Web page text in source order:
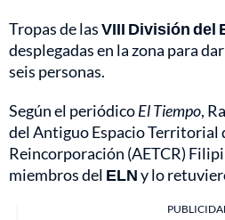
Tropas de lasVIII División del
desplegadas en la zona para
seis personas.
Según el periódicoEl Tiempo,
del Antiguo Espacio Territorial
Reincorporación (AETCR)
miembros del ELNy lo